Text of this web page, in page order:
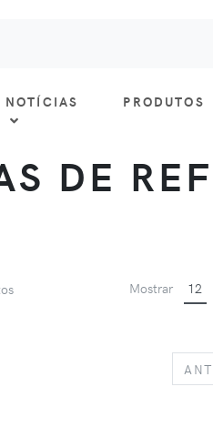
NOTÍCIAS PRODUTOS
DE
Mostrar 12